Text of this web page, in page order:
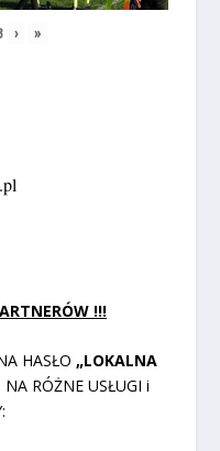
› »
!!!
HASŁO „LOKALNA
RÓŻNE USŁUGI i